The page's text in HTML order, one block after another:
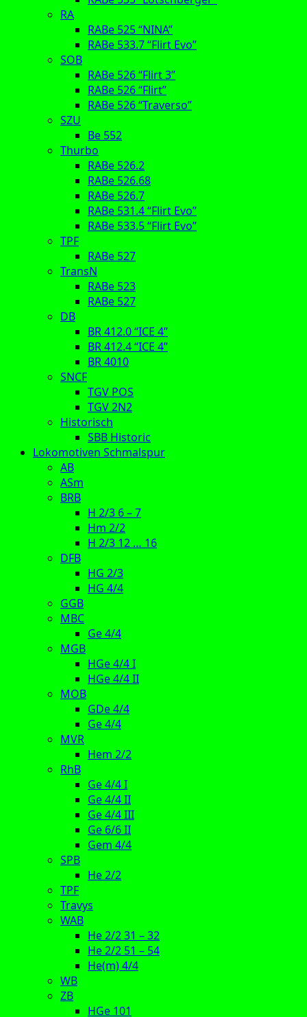
RA
RABe 525 “NINA”
RABe 533.7 “Flirt Evo”
SOB
RABe 526 “Flirt 3”
RABe 526 “Flirt”
RABe 526 “Traverso”
SZU
Be 552
Thurbo
RABe 526.2
RABe 526.68
RABe 526.7
RABe 531.4 “Flirt Evo”
RABe 533.5 “Flirt Evo”
TPF
RABe 527
TransN
RABe 523
RABe 527
DB
BR 412.0 “ICE 4”
BR 412.4 “ICE 4”
BR 4010
SNCF
TGV POS
TGV 2N2
Historisch
SBB Historic
Lokomotiven Schmalspur
AB
ASm
BRB
H 2/3 6 – 7
Hm 2/2
H 2/3 12 … 16
DFB
HG 2/3
HG 4/4
GGB
MBC
Ge 4/4
MGB
HGe 4/4 I
HGe 4/4 II
MOB
GDe 4/4
Ge 4/4
MVR
Hem 2/2
RhB
Ge 4/4 I
Ge 4/4 II
Ge 4/4 III
Ge 6/6 II
Gem 4/4
SPB
He 2/2
TPF
Travys
WAB
He 2/2 31 – 32
He 2/2 51 – 54
He(m) 4/4
WB
ZB
HGe 101